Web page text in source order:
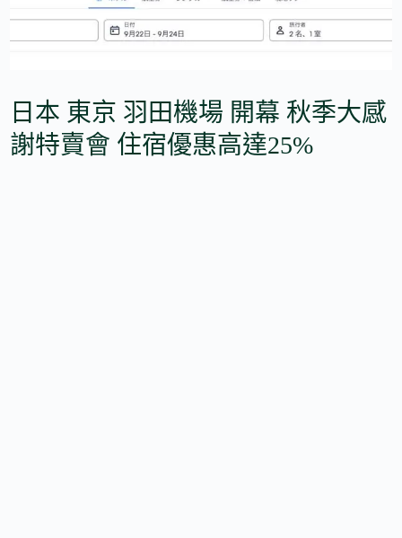
日本 東京 羽田機場 開幕 秋季大感
謝特賣會 住宿優惠高達25%